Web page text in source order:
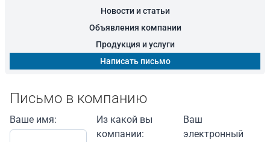
Новости и статьи
Объявления компании
Продукция и услуги
Написать письмо
Письмо в компанию
Ваше имя:
Из какой вы
компании:
Ваш
электронный